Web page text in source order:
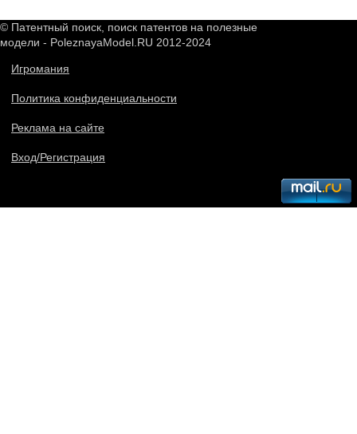
© Патентный поиск, поиск патентов на полезные
модели - PoleznayaModel.RU 2012-2024
Игромания
Политика конфиденциальности
Реклама на сайте
Вход/Регистрация